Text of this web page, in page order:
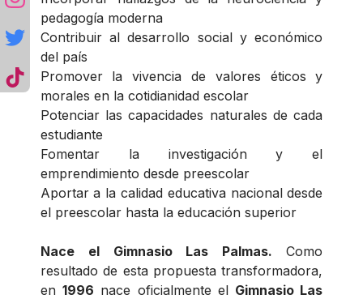
pedagogía moderna
Contribuir al desarrollo social y económico
del país
Promover la vivencia de valores éticos y
morales en la cotidianidad escolar
Potenciar las capacidades naturales de cada
estudiante
Fomentar la investigación y el
emprendimiento desde preescolar
Aportar a la calidad educativa nacional desde
el preescolar hasta la educación superior
Nace el Gimnasio Las Palmas.Como
resultado de esta propuesta transformadora,
en 1996 nace oficialmente el Gimnasio Las